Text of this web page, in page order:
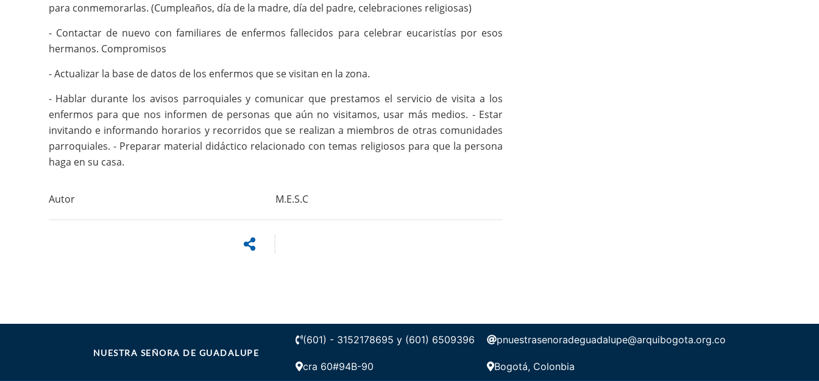
para conmemorarlas. (Cumpleaños, día de la madre, día del padre, celebraciones religiosas)
- Contactar de nuevo con familiares de enfermos fallecidos para celebrar eucaristías por esos
hermanos. Compromisos
- Actualizar la base de datos de los enfermos que se visitan en la zona.
- Hablar durante los avisos parroquiales y comunicar que prestamos el servicio de visita a los
enfermos para que nos informen de personas que aún no visitamos, usar más medios. - Estar
invitando e informando horarios y recorridos que se realizan a miembros de otras comunidades
parroquiales. - Preparar material didáctico relacionado con temas religiosos para que la persona
haga en su casa.
Autor M.E.S.C
NUESTRA SEÑORA DE GUADALUPE
(601) - 3152178695 y (601) 6509396 pnuestrasenoradeguadalupe@arquibogota.org.co
cra 60#94B-90 Bogotá, Colonbia